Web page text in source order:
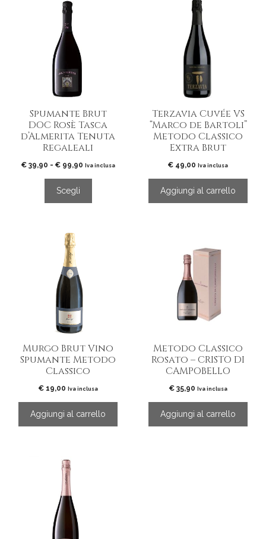
Spumante Brut
DOC Rosè Tasca
d’Almerita Tenuta
Regaleali
€39,90 - €99,90Fascia
Iva inclusa
Scegli
scelte
nella
pagina
prodotto
Terzavia Cuvée VS
“Marco de Bartoli”
Metodo Classico
Extra Brut
€ 49,00 Iva inclusa
Aggiungi al carrello
Murgo Brut Vino
Spumante Metodo
Classico
€19,00 Iva inclusa
Aggiungi al carrello
Metodo Classico
Rosato – CRISTO DI
CAMPOBELLO
€35,90 Iva inclusa
Aggiungi al carrello